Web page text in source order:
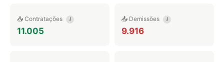
📥 Contratações i
11.005
📤 Demissões i
9.916